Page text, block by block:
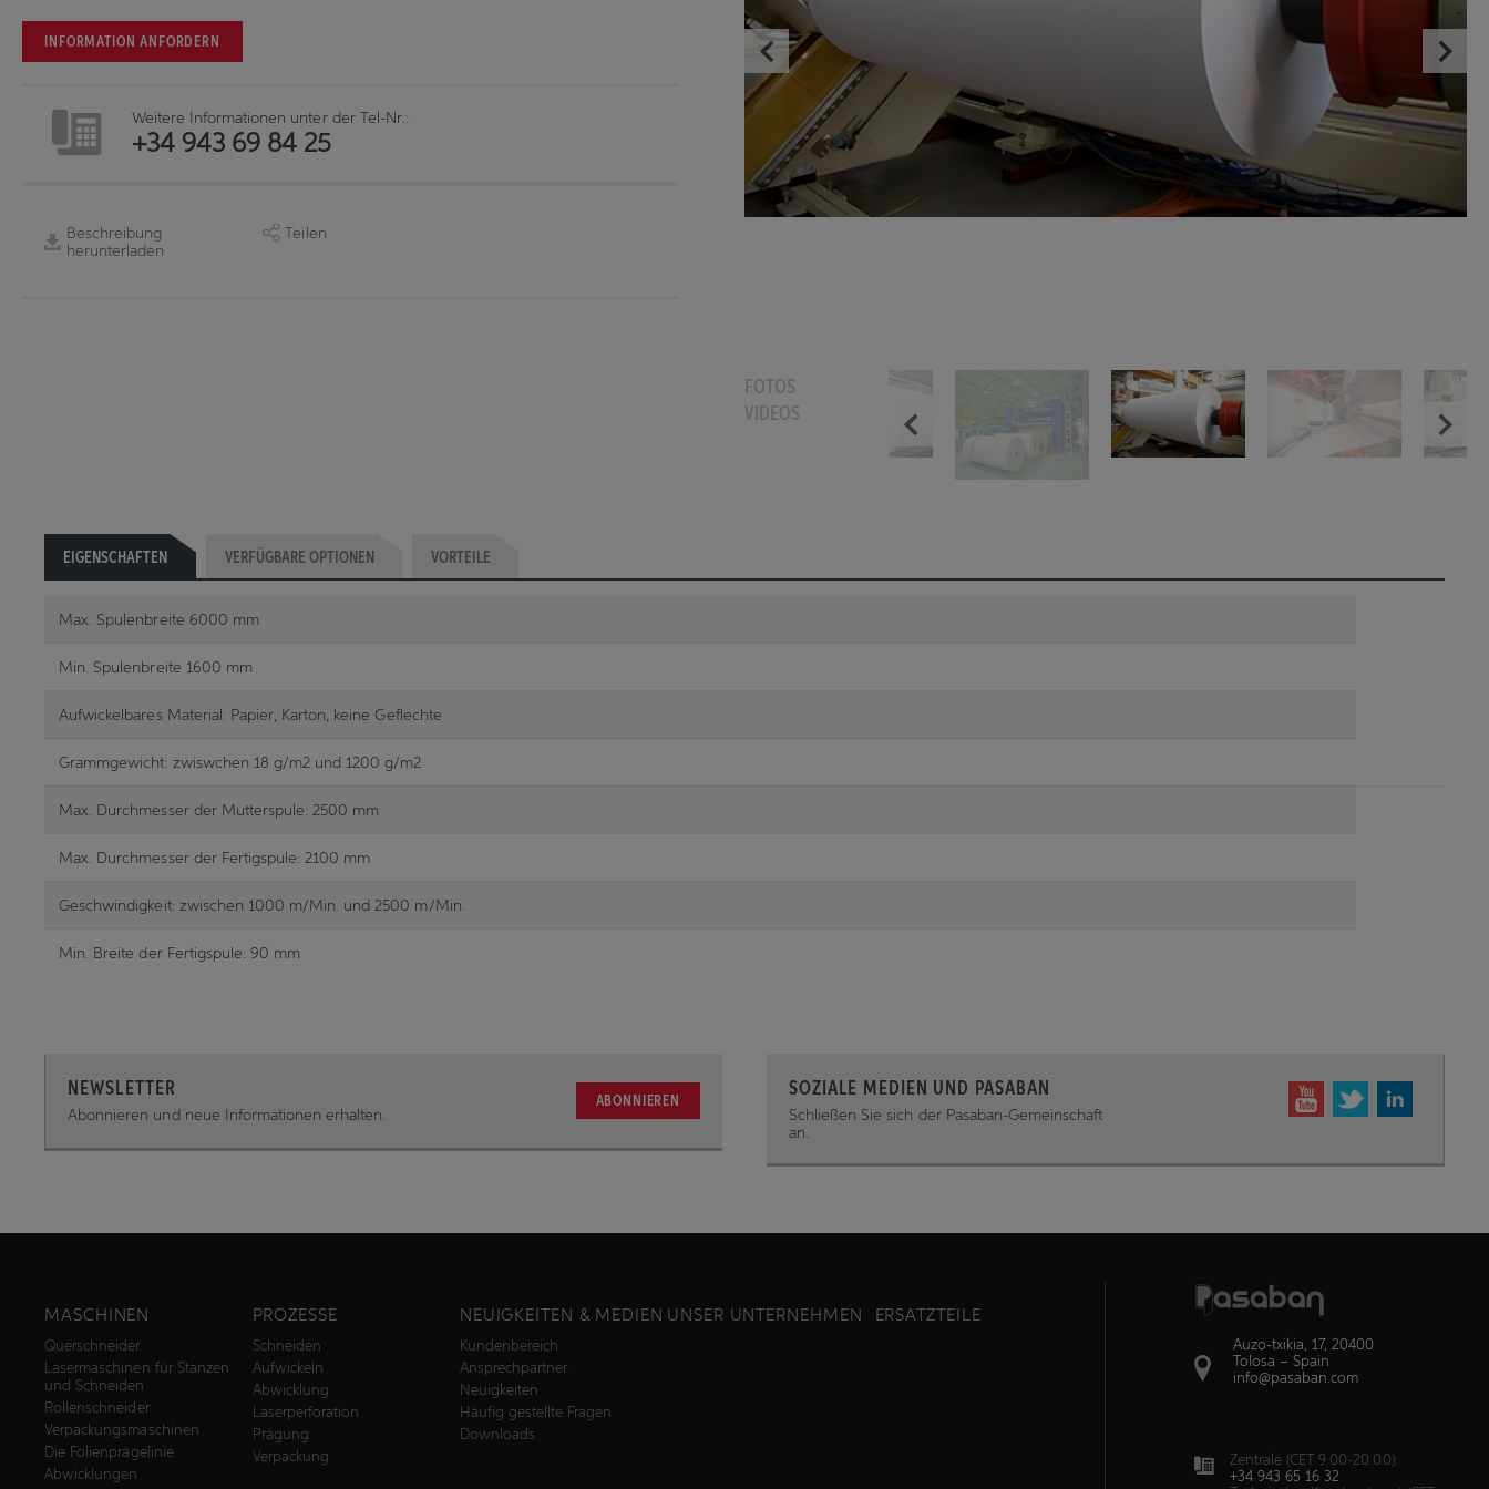
INFORMATION ANFORDERN
Weitere Informationen unter der Tel-Nr.:
+34 943 69 84 25
Beschreibung
herunterladen
Teilen
FOTOS
VIDEOS
EIGENSCHAFTEN VERFÜGBARE OPTIONEN VORTEILE
Max. Spulenbreite 6000 mm
Min. Spulenbreite 1600 mm
Aufwickelbares Material: Papier, Karton, keine Geflechte
Grammgewicht: zwiswchen 18 g/m2 und 1200 g/m2
Max. Durchmesser der Mutterspule: 2500 mm
Max. Durchmesser der Fertigspule: 2100 mm
Geschwindigkeit: zwischen 1000 m/Min. und 2500 m/Min.
Min. Breite der Fertigspule: 90 mm
NEWSLETTER
Abonnieren und neue Informationen erhalten.
ABONNIEREN
SOZIALE MEDIEN UND PASABAN
Schließen Sie sich der Pasaban-Gemeinschaft
an.
MASCHINEN
Querschneider
Lasermaschinen für Stanzen
und Schneiden
Rollenschneider
Verpackungsmaschinen
Die Folienprägelinie
Abwicklungen
PROZESSE
Schneiden
Aufwickeln
Abwicklung
Laserperforation
Prägung
Verpackung
NEUIGKEITEN & MEDIEN
Kundenbereich
Ansprechpartner
Neuigkeiten
Häufig gestellte Fragen
Downloads
UNSER UNTERNEHMEN ERSATZTEILE
Auzo-txikia, 17, 20400
Tolosa – Spain
info@pasaban.com
Zentrale (CET 9.00-20.00):
+34 943 65 16 32